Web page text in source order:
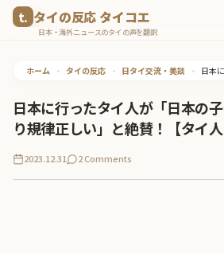
タイの反応 タイコエ
日本・海外ニュースのタイの声を翻訳
ホーム • タイの反応 • 日タイ交流・美談 •
日本に行ったタイ人が「日本の
り規律正しい」と絶賛！【タイ人
2023.12.31 2 Comments